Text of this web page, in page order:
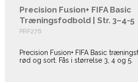
Precision Fusion+ FIFA Basic
Træningsfodbold | Str. 3–4-5
PRF276
Precision Fusion+ FIFA Basic
rød og sort. Fås i størrelse 3, 4 og 5.